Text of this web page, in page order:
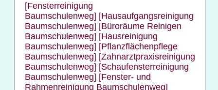
[Fensterreinigung
Baumschulenweg] [Hausaufgangsreinigung
Baumschulenweg] [Büroräume Reinigen
Baumschulenweg] [Hausreinigung
Baumschulenweg] [Pflanzflächenpflege
Baumschulenweg] [Zahnarztpraxisreinigung
Baumschulenweg] [Schaufensterreinigung
Baumschulenweg] [Fenster- und
Rahmenreinigung Baumschulenweg]